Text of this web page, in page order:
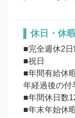
休日・休
■完全週休2日
■祝日
■年間有給休
年経過後の付
■年間休日数
■年末年始休